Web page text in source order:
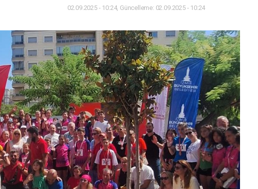
02.09.2025 - 10:24, Güncelleme: 02.09.2025 - 10:24